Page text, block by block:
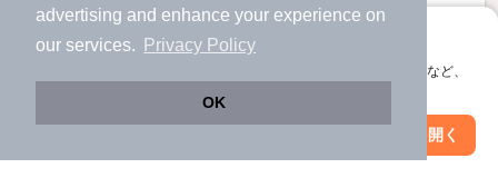
advertising and enhance your experience on
our services.
Privacy Policy
OK
アプリに切り替えて、サクサクお部屋探し
会員登録なしですぐ使える。マップ検索やお気に入り保存など、
アプリを開く
すべての写真
南新宿駅 歩5分 （小田急線）
代々木駅 歩
分 （山手線
新宿駅 歩 10分 （湘南新宿宇
駐車場あり
絞り込み条件を変更